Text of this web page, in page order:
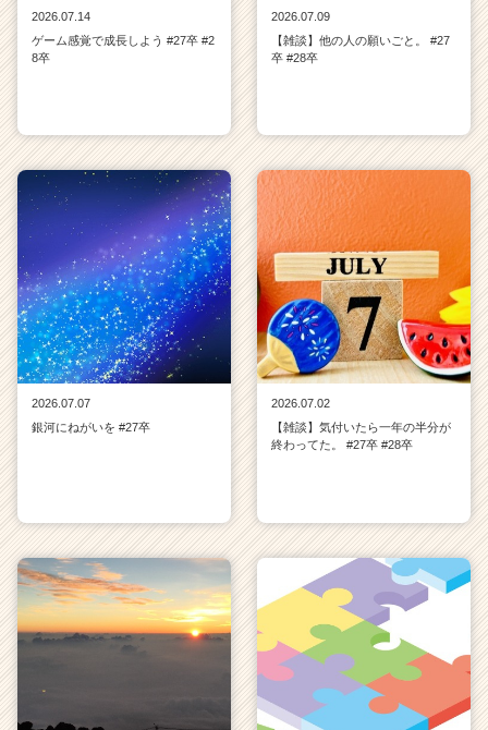
2026.07.14
ゲーム感覚で成長しよう #27卒 #2
8卒
2026.07.09
【雑談】他の人の願いごと。 #27
卒 #28卒
2026.07.07
銀河にねがいを #27卒
2026.07.02
【雑談】気付いたら一年の半分が
終わってた。 #27卒 #28卒